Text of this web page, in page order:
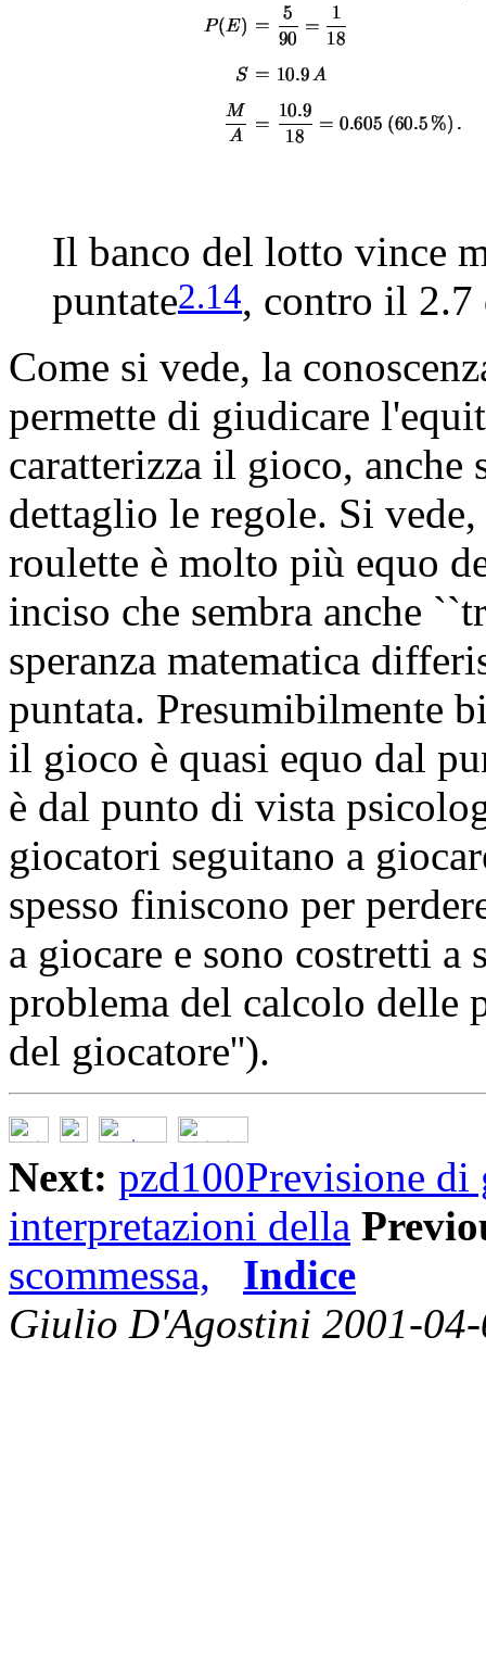
Il banco del lotto vince
puntate2.14, contro il 2.7
Come si vede, la
permette di giudicare
caratterizza il gioco, anche
dettaglio le regole. Si
roulette è molto più equo
inciso che sembra anche
speranza matematica
puntata. Presumibilmente
il gioco è quasi equo dal
è dal punto di vista
giocatori seguitano a
spesso finiscono per
a giocare e sono costretti a
problema del calcolo delle
del giocatore'').
Next: pzd100Previsione di
interpretazioni della
scommessa,
Indice
Giulio D'Agostini 2001-